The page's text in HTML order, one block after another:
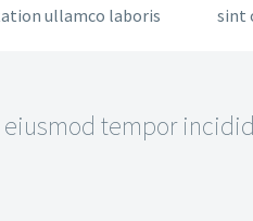
ullamco laboris
sint
tempor